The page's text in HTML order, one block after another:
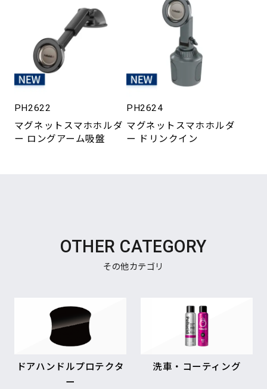
PH2622
マグネットスマホホルダ
ー ロングアーム吸盤
PH2624
マグネットスマホホルダ
ー ドリンクイン
OTHER CATEGORY
その他カテゴリ
ドアハンドルプロテクタ
ー
洗車・コーティング